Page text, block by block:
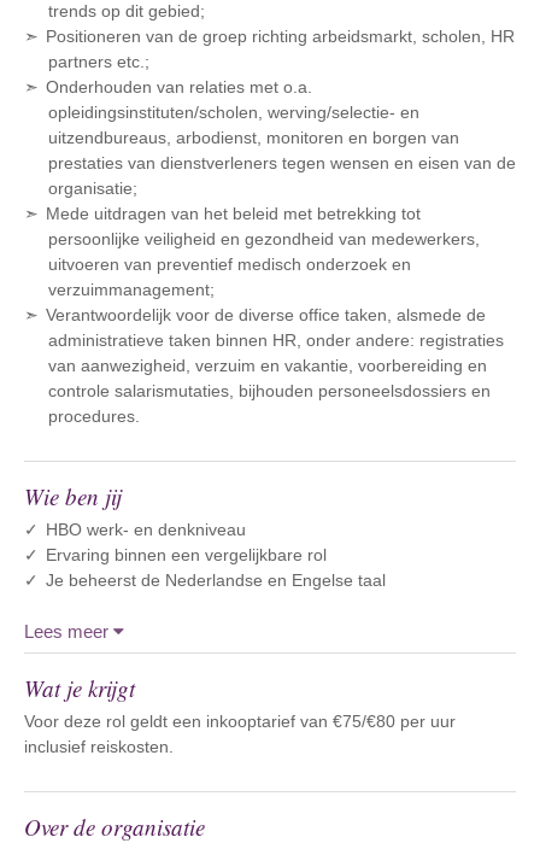
trends op dit gebied;
Positioneren van de groep richting arbeidsmarkt, scholen, HR
partners etc.;
Onderhouden van relaties met o.a.
opleidingsinstituten/scholen, werving/selectie- en
uitzendbureaus, arbodienst, monitoren en borgen van
prestaties van dienstverleners tegen wensen en eisen van de
organisatie;
Mede uitdragen van het beleid met betrekking tot
persoonlijke veiligheid en gezondheid van medewerkers,
uitvoeren van preventief medisch onderzoek en
verzuimmanagement;
Verantwoordelijk voor de diverse office taken, alsmede de
administratieve taken binnen HR, onder andere: registraties
van aanwezigheid, verzuim en vakantie, voorbereiding en
controle salarismutaties, bijhouden personeelsdossiers en
procedures.
Wie ben jij
HBO werk- en denkniveau
Ervaring binnen een vergelijkbare rol
Je beheerst de Nederlandse en Engelse taal
Lees meer
Wat je krijgt
Voor deze rol geldt een inkooptarief van €75/€80 per uur
inclusief reiskosten.
Over de organisatie